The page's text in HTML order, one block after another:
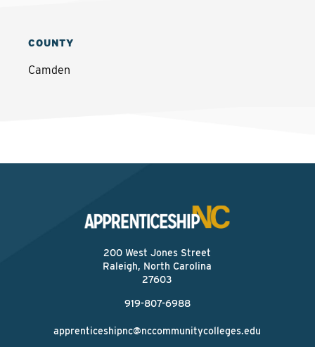
COUNTY
Camden
200 West Jones Street
Raleigh, North Carolina
27603
919-807-6988
apprenticeshipnc@nccommunitycolleges.edu